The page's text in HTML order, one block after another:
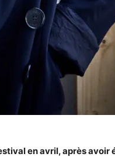
en avril, après avoir